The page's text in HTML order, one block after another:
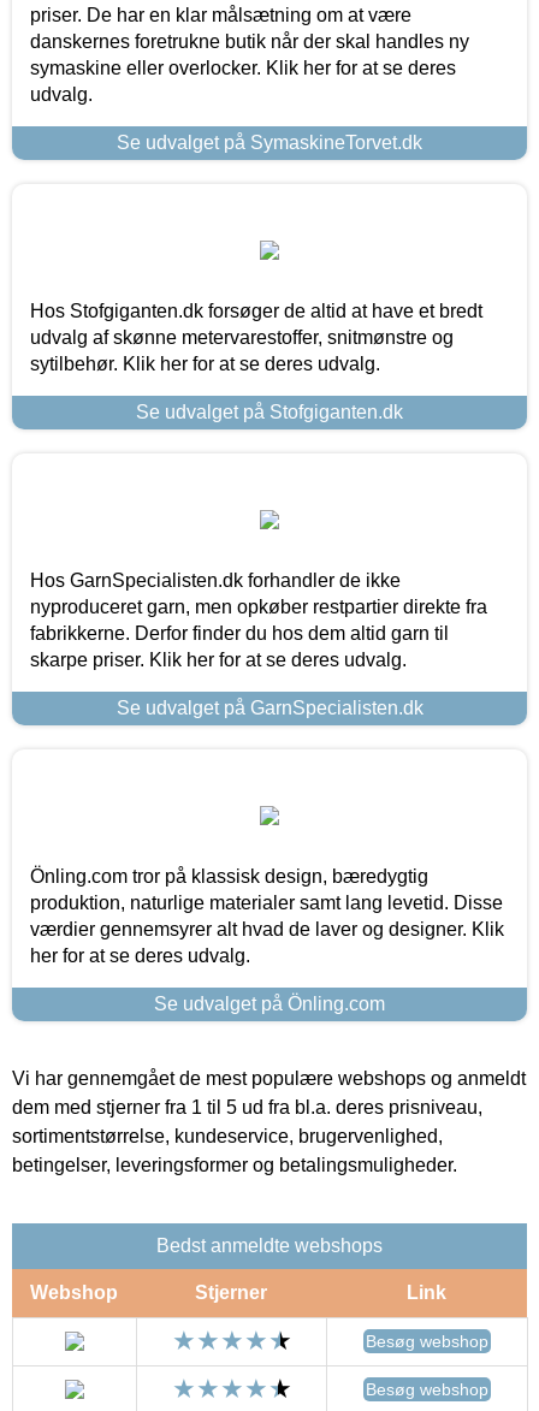
priser. De har en klar målsætning om at være
danskernes foretrukne butik når der skal handles ny
symaskine eller overlocker. Klik her for at se deres
udvalg.
Se udvalget på SymaskineTorvet.dk
Hos Stofgiganten.dk forsøger de altid at have et bredt
udvalg af skønne metervarestoffer, snitmønstre og
sytilbehør. Klik her for at se deres udvalg.
Se udvalget på Stofgiganten.dk
Hos GarnSpecialisten.dk forhandler de ikke
nyproduceret garn, men opkøber restpartier direkte fra
fabrikkerne. Derfor finder du hos dem altid garn til
skarpe priser. Klik her for at se deres udvalg.
Se udvalget på GarnSpecialisten.dk
Önling.com tror på klassisk design, bæredygtig
produktion, naturlige materialer samt lang levetid. Disse
værdier gennemsyrer alt hvad de laver og designer. Klik
her for at se deres udvalg.
Se udvalget på Önling.com
Vi har gennemgået de mest populære webshops og anmeldt
dem med stjerner fra 1 til 5 ud fra bl.a. deres prisniveau,
sortimentstørrelse, kundeservice, brugervenlighed,
betingelser, leveringsformer og betalingsmuligheder.
Bedst anmeldte webshops
Webshop Stjerner Link
Besøg webshop
Besøg webshop